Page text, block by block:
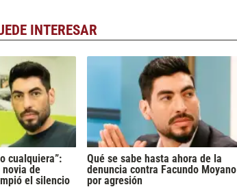
INTERESAR
cualquiera”:
de
el silencio
Qué se sabe hasta ahora de la
denuncia contra Facundo Moyano
por agresión